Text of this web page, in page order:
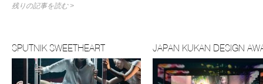
残りの記事を読む >
SPUTNIK SWEETHEART JAPAN KUKAN DESIGN